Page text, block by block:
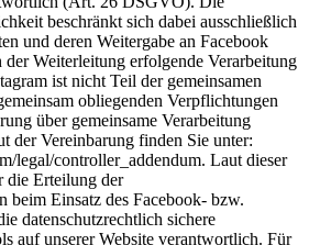
beschränkt sich dabei ausschließlich
und deren Weitergabe an Facebook
Weiterleitung erfolgende Verarbeitung
ist nicht Teil der gemeinsamen
obliegenden Verpflichtungen
über gemeinsame Verarbeitung
der Vereinbarung finden Sie unter:
legal/controller_addendum. Laut dieser
die Erteilung der
beim Einsatz des Facebook- bzw.
datenschutzrechtlich sichere
auf unserer Website verantwortlich. Für